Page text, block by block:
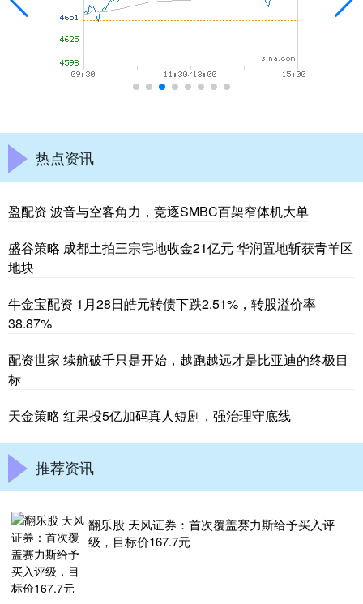
热点资讯
盈配资 波音与空客角力，竞逐SMBC百架窄体机大单
盛谷策略 成都土拍三宗宅地收金21亿元 华润置地斩获青羊区
地块
牛金宝配资 1月28日皓元转债下跌2.51%，转股溢价率
38.87%
配资世家 续航破千只是开始，越跑越远才是比亚迪的终极目
标
天金策略 红果投5亿加码真人短剧，强治理守底线
推荐资讯
翻乐股 天风证券：首次覆盖赛力斯给予买入评
级，目标价167.7元